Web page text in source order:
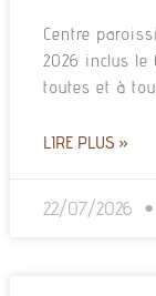
Centre
2026 inclus le
toutes et à
LIRE PLUS »
22/07/2026